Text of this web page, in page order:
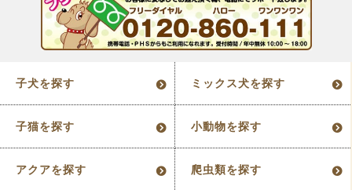
子犬を探す ミックス犬を探す
子猫を探す 小動物を探す
アクアを探す 爬虫類を探す